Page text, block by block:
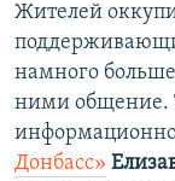
Жителей
намного
ними общение.
Донбасс»